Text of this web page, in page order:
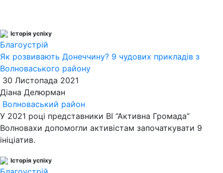
Історія успіху
Благоустрій
Як розвивають Донеччину? 9 чудових прикладів з
Волноваського району
30 Листопада 2021
Діана Делюрман
Волноваський район
У 2021 році представники ВІ “Активна Громада”
Волновахи допомогли активістам започаткувати 9
ініціатив.
Історія успіху